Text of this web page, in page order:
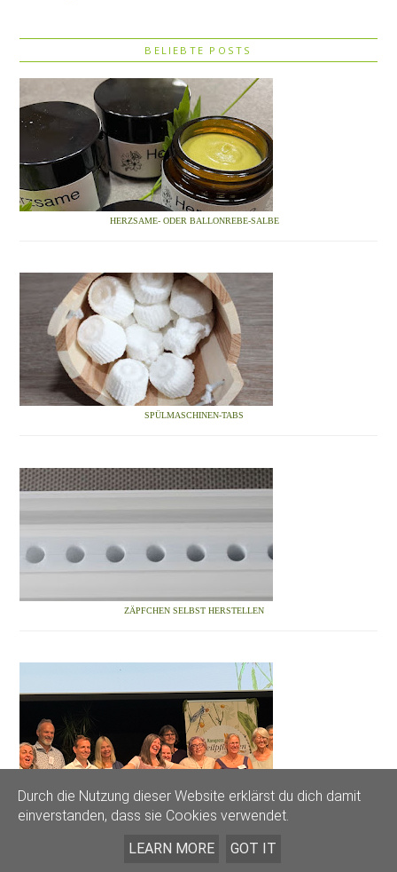
BELIEBTE POSTS
HERZSAME- ODER BALLONREBE-SALBE
SPÜLMASCHINEN-TABS
ZÄPFCHEN SELBST HERSTELLEN
HEILPFLANZENSCHULE - SÜDTIROL - KONGRESS: SCHMERZ LASS NACH........
Durch die Nutzung dieser Website erklärst du dich damit
einverstanden, dass sie Cookies verwendet.
LEARN MORE
GOT IT